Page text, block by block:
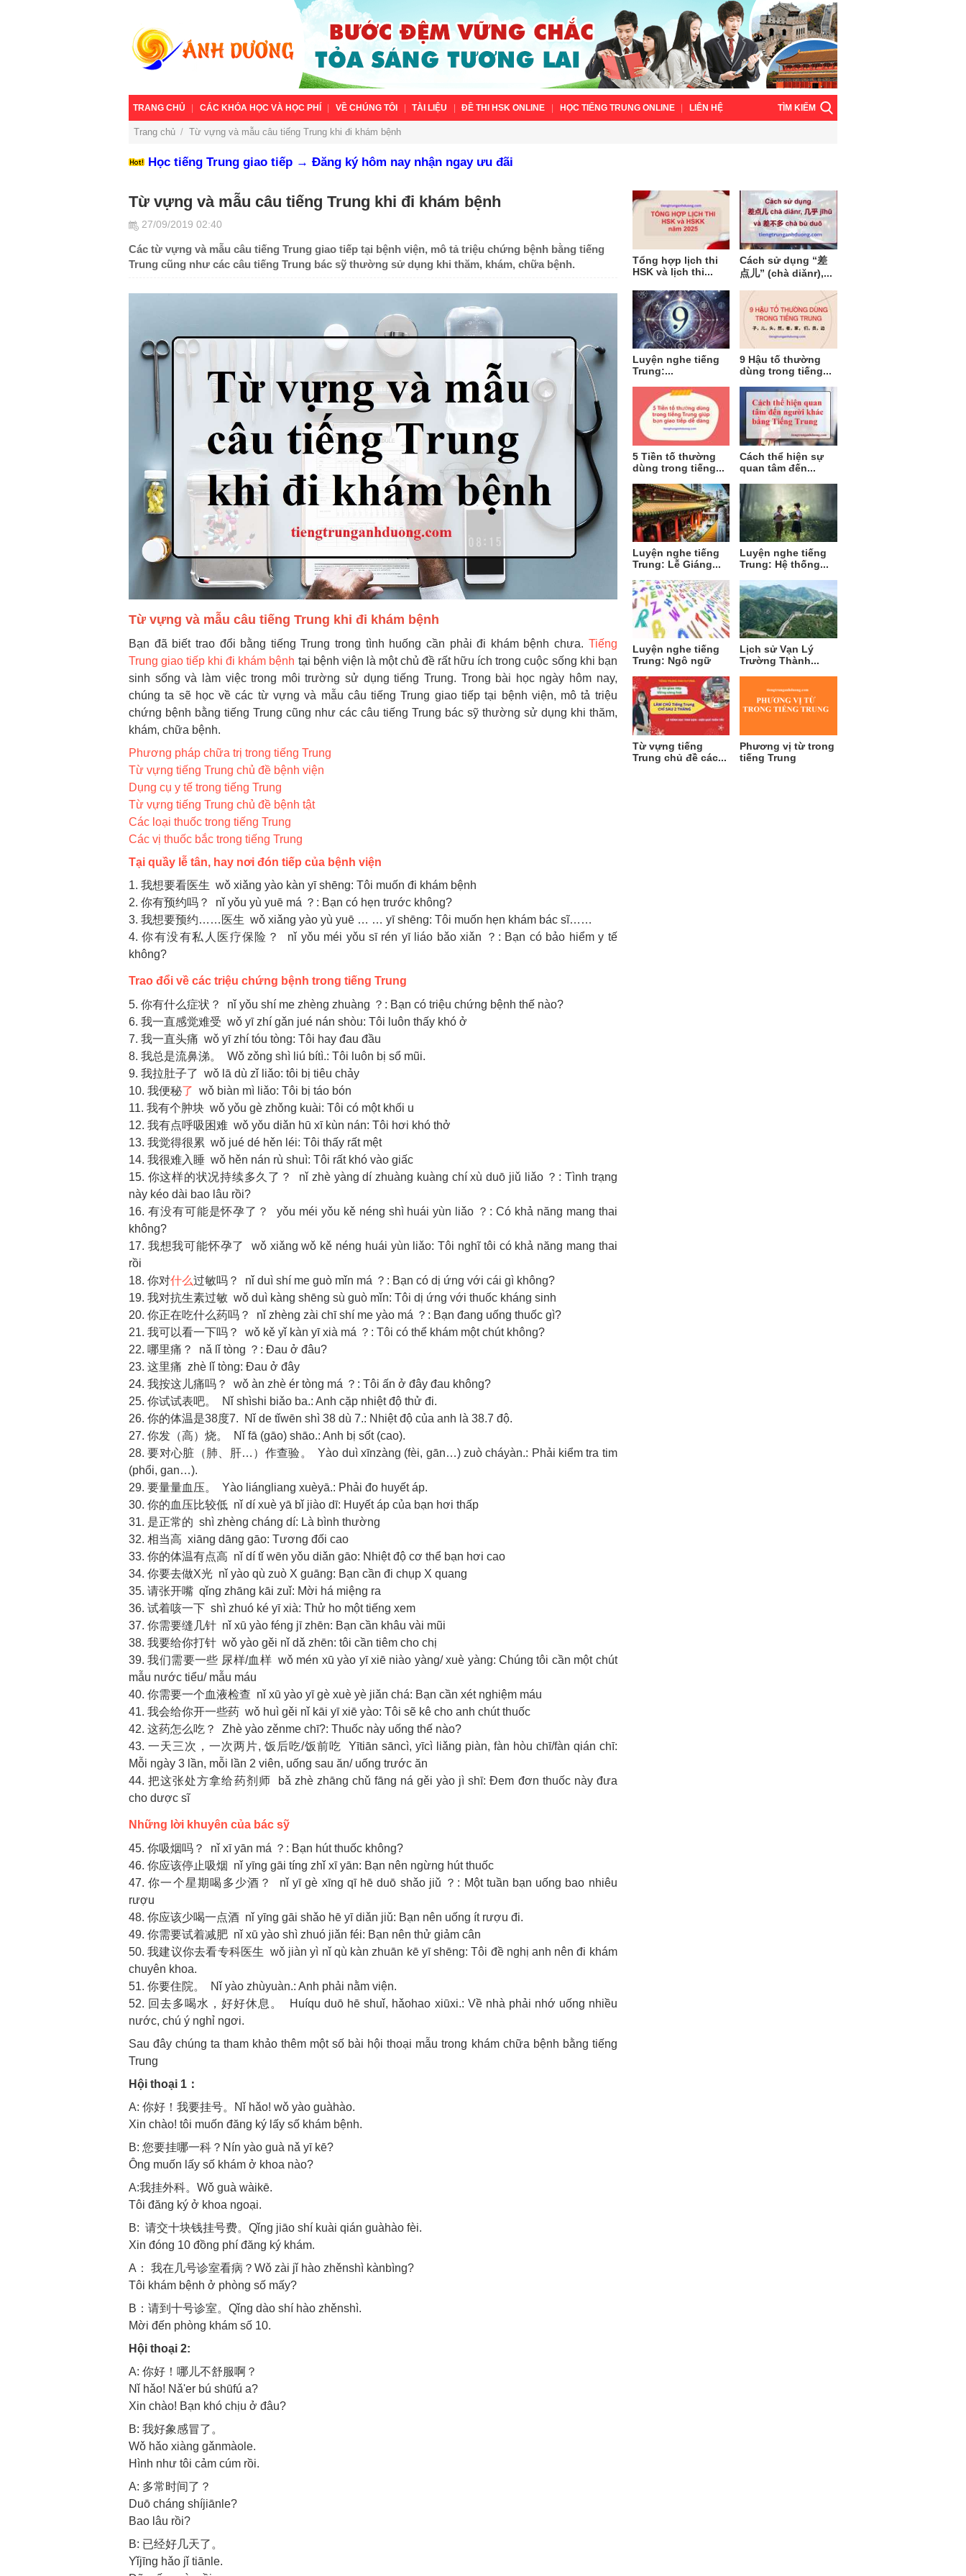
TRANG CHỦ CÁC KHÓA HỌC VÀ HỌC PHÍ VỀ CHÚNG TÔI TÀI LIỆU ĐỀ THI HSK ONLINE HỌC TIẾNG TRUNG ONLINE LIÊN HỆ TÌM KIẾM
Trang chủ / Từ vựng và mẫu câu tiếng Trung khi đi khám bệnh
Học tiếng Trung giao tiếp → Đăng ký hôm nay nhận ngay ưu đãi
Từ vựng và mẫu câu tiếng Trung khi đi khám bệnh
27/09/2019 02:40
Các từ vựng và mẫu câu tiếng Trung giao tiếp tại bệnh viện, mô tả triệu chứng bệnh bằng tiếng
Trung cũng như các câu tiếng Trung bác sỹ thường sử dụng khi thăm, khám, chữa bệnh.
Từ vựng và mẫu câu tiếng Trung khi đi khám bệnh
Bạn đã biết trao đổi bằng tiếng Trung trong tình huống cần phải đi khám bệnh chưa. Tiếng
Trung giao tiếp khi đi khám bệnh tại bệnh viện là một chủ đề rất hữu ích trong cuộc sống khi bạn
sinh sống và làm việc trong môi trường sử dụng tiếng Trung. Trong bài học ngày hôm nay,
chúng ta sẽ học về các từ vựng và mẫu câu tiếng Trung giao tiếp tại bệnh viện, mô tả triệu
chứng bệnh bằng tiếng Trung cũng như các câu tiếng Trung bác sỹ thường sử dụng khi thăm,
khám, chữa bệnh.
Phương pháp chữa trị trong tiếng Trung
Từ vựng tiếng Trung chủ đề bệnh viện
Dụng cụ y tế trong tiếng Trung
Từ vựng tiếng Trung chủ đề bệnh tật
Các loại thuốc trong tiếng Trung
Các vị thuốc bắc trong tiếng Trung
Tại quầy lễ tân, hay nơi đón tiếp của bệnh viện
1. 我想要看医生 wǒ xiǎng yào kàn yī shēng: Tôi muốn đi khám bệnh
2. 你有预约吗？ nǐ yǒu yù yuē má ？: Bạn có hẹn trước không?
3. 我想要预约……医生 wǒ xiǎng yào yù yuē … … yī shēng: Tôi muốn hẹn khám bác sĩ……
4. 你有没有私人医疗保险？ nǐ yǒu méi yǒu sī rén yī liáo bǎo xiǎn ？: Bạn có bảo hiểm y tế
không?
Trao đổi về các triệu chứng bệnh trong tiếng Trung
5. 你有什么症状？ nǐ yǒu shí me zhèng zhuàng ？: Bạn có triệu chứng bệnh thế nào?
6. 我一直感觉难受 wǒ yī zhí gǎn jué nán shòu: Tôi luôn thấy khó ở
7. 我一直头痛 wǒ yī zhí tóu tòng: Tôi hay đau đầu
8. 我总是流鼻涕。 Wǒ zǒng shì liú bítì.: Tôi luôn bị sổ mũi.
9. 我拉肚子了 wǒ lā dù zǐ liǎo: tôi bị tiêu chảy
10. 我便秘了 wǒ biàn mì liǎo: Tôi bị táo bón
11. 我有个肿块 wǒ yǒu gè zhǒng kuài: Tôi có một khối u
12. 我有点呼吸困难 wǒ yǒu diǎn hū xī kùn nán: Tôi hơi khó thở
13. 我觉得很累 wǒ jué dé hěn léi: Tôi thấy rất mệt
14. 我很难入睡 wǒ hěn nán rù shuì: Tôi rất khó vào giấc
15. 你这样的状况持续多久了？ nǐ zhè yàng dí zhuàng kuàng chí xù duō jiǔ liǎo ？: Tình trạng
này kéo dài bao lâu rồi?
16. 有没有可能是怀孕了？ yǒu méi yǒu kě néng shì huái yùn liǎo ？: Có khả năng mang thai
không?
17. 我想我可能怀孕了 wǒ xiǎng wǒ kě néng huái yùn liǎo: Tôi nghĩ tôi có khả năng mang thai
rồi
18. 你对什么过敏吗？ nǐ duì shí me guò mǐn má ？: Bạn có dị ứng với cái gì không?
19. 我对抗生素过敏 wǒ duì kàng shēng sù guò mǐn: Tôi dị ứng với thuốc kháng sinh
20. 你正在吃什么药吗？ nǐ zhèng zài chī shí me yào má ？: Bạn đang uống thuốc gì?
21. 我可以看一下吗？ wǒ kě yǐ kàn yī xià má ？: Tôi có thể khám một chút không?
22. 哪里痛？ nǎ lǐ tòng ？: Đau ở đâu?
23. 这里痛 zhè lǐ tòng: Đau ở đây
24. 我按这儿痛吗？ wǒ àn zhè ér tòng má ？: Tôi ấn ở đây đau không?
25. 你试试表吧。 Nǐ shìshi biǎo ba.: Anh cặp nhiệt độ thử đi.
26. 你的体温是38度7. Nǐ de tǐwēn shì 38 dù 7.: Nhiệt độ của anh là 38.7 độ.
27. 你发（高）烧。 Nǐ fā (gāo) shāo.: Anh bị sốt (cao).
28. 要对心脏（肺、肝…）作查验。 Yào duì xīnzàng (fèi, gān…) zuò cháyàn.: Phải kiểm tra tim
(phổi, gan…).
29. 要量量血压。 Yào liángliang xuèyā.: Phải đo huyết áp.
30. 你的血压比较低 nǐ dí xuè yā bǐ jiào dī: Huyết áp của bạn hơi thấp
31. 是正常的 shì zhèng cháng dí: Là bình thường
32. 相当高 xiāng dāng gāo: Tương đối cao
33. 你的体温有点高 nǐ dí tǐ wēn yǒu diǎn gāo: Nhiệt độ cơ thể bạn hơi cao
34. 你要去做X光 nǐ yào qù zuò X guāng: Bạn cần đi chụp X quang
35. 请张开嘴 qǐng zhāng kāi zuǐ: Mời há miệng ra
36. 试着咳一下 shì zhuó ké yī xià: Thử ho một tiếng xem
37. 你需要缝几针 nǐ xū yào féng jī zhēn: Bạn cần khâu vài mũi
38. 我要给你打针 wǒ yào gěi nǐ dǎ zhēn: tôi cần tiêm cho chị
39. 我们需要一些 尿样/血样 wǒ mén xū yào yī xiē niào yàng/ xuè yàng: Chúng tôi cần một chút
mẫu nước tiểu/ mẫu máu
40. 你需要一个血液检查 nǐ xū yào yī gè xuè yè jiǎn chá: Bạn cần xét nghiệm máu
41. 我会给你开一些药 wǒ huì gěi nǐ kāi yī xiē yào: Tôi sẽ kê cho anh chút thuốc
42. 这药怎么吃？ Zhè yào zěnme chī?: Thuốc này uống thế nào?
43. 一天三次，一次两片, 饭后吃/饭前吃 Yītiān sāncì, yīcì liǎng piàn, fàn hòu chī/fàn qián chī:
Mỗi ngày 3 lần, mỗi lần 2 viên, uống sau ăn/ uống trước ăn
44. 把这张处方拿给药剂师 bǎ zhè zhāng chǔ fāng ná gěi yào jì shī: Đem đơn thuốc này đưa
cho dược sĩ
Những lời khuyên của bác sỹ
45. 你吸烟吗？ nǐ xī yān má ？: Bạn hút thuốc không?
46. 你应该停止吸烟 nǐ yīng gāi tíng zhǐ xī yān: Bạn nên ngừng hút thuốc
47. 你一个星期喝多少酒？ nǐ yī gè xīng qī hē duō shǎo jiǔ ？: Một tuần bạn uống bao nhiêu
rượu
48. 你应该少喝一点酒 nǐ yīng gāi shǎo hē yī diǎn jiǔ: Bạn nên uống ít rượu đi.
49. 你需要试着减肥 nǐ xū yào shì zhuó jiǎn féi: Bạn nên thử giảm cân
50. 我建议你去看专科医生 wǒ jiàn yì nǐ qù kàn zhuān kē yī shēng: Tôi đề nghị anh nên đi khám
chuyên khoa.
51. 你要住院。 Nǐ yào zhùyuàn.: Anh phải nằm viện.
52. 回去多喝水，好好休息。 Huíqu duō hē shuǐ, hǎohao xiūxi.: Về nhà phải nhớ uống nhiều
nước, chú ý nghỉ ngơi.
Sau đây chúng ta tham khảo thêm một số bài hội thoại mẫu trong khám chữa bệnh bằng tiếng
Trung
Hội thoại 1：
A: 你好！我要挂号。Nǐ hǎo! wǒ yào guàhào.
Xin chào! tôi muốn đăng ký lấy số khám bệnh.
B: 您要挂哪一科？Nín yào guà nǎ yī kē?
Ông muốn lấy số khám ở khoa nào?
A:我挂外科。Wǒ guà wàikē.
Tôi đăng ký ở khoa ngoại.
B: 请交十块钱挂号费。Qǐng jiāo shí kuài qián guàhào fèi.
Xin đóng 10 đồng phí đăng ký khám.
A： 我在几号诊室看病？Wǒ zài jǐ hào zhěnshì kànbìng?
Tôi khám bệnh ở phòng số mấy?
B：请到十号诊室。Qǐng dào shí hào zhěnshì.
Mời đến phòng khám số 10.
Hội thoại 2:
A: 你好！哪儿不舒服啊？
Nǐ hǎo! Nǎ'er bú shūfú a?
Xin chào! Bạn khó chịu ở đâu?
B: 我好象感冒了。
Wǒ hǎo xiàng gǎnmàole.
Hình như tôi cảm cúm rồi.
A: 多常时间了？
Duō cháng shíjiānle?
Bao lâu rồi?
B: 已经好几天了。
Yǐjīng hǎo jǐ tiānle.
Tổng hợp lịch thi
HSK và lịch thi...
Cách sử dụng “差
点儿” (chà diǎnr),...
Luyện nghe tiếng
Trung:...
9 Hậu tố thường
dùng trong tiếng...
5 Tiền tố thường
dùng trong tiếng...
Cách thể hiện sự
quan tâm đến...
Luyện nghe tiếng
Trung: Lễ Giáng...
Luyện nghe tiếng
Trung: Hệ thống...
Luyện nghe tiếng
Trung: Ngô ngữ
Lịch sử Vạn Lý
Trường Thành...
Từ vựng tiếng
Trung chủ đề các...
Phương vị từ trong
tiếng Trung